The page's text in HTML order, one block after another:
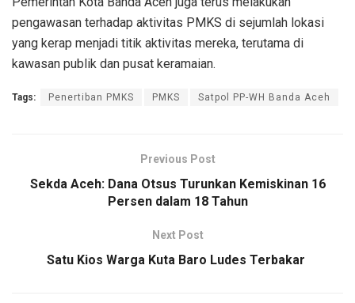
pengawasan terhadap aktivitas PMKS di sejumlah lokasi
yang kerap menjadi titik aktivitas mereka, terutama di
kawasan publik dan pusat keramaian.
Tags: Penertiban PMKS PMKS Satpol PP-WH Banda Aceh
Previous Post
Sekda Aceh: Dana Otsus Turunkan Kemiskinan 16
Persen dalam 18 Tahun
Next Post
Satu Kios Warga Kuta Baro Ludes Terbakar